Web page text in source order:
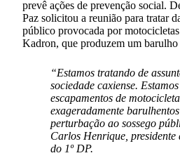
prevê ações de prevenção social.
Paz solicitou a reunião para tratar
público provocada por
Kadron, que produzem um barulho
“Estamos tratando de
sociedade caxiense.
escapamentos de
exageradamente
perturbação ao sossego
Carlos Henrique, presidente
do 1º DP.